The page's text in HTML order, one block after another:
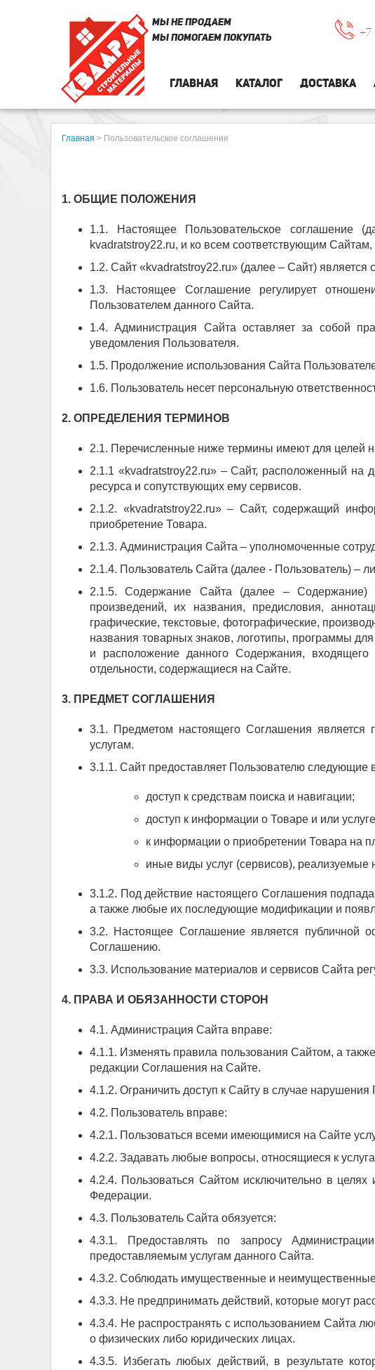
МЫ НЕ ПРОДАЕМ
МЫ ПОМОГАЕМ ПОКУПАТЬ
+7
ГЛАВНАЯ КАТАЛОГ ДОСТАВКА
Главная > Пользовательское соглашение
1. ОБЩИЕ ПОЛОЖЕНИЯ
1.1. Настоящее Пользовательское соглашение
kvadratstroy22.ru, и ко всем соответствующим
1.2. Сайт «kvadratstroy22.ru» (далее – Сайт) является
1.3. Настоящее Соглашение регулирует
Пользователем данного Сайта.
1.4. Администрация Сайта оставляет за собой
уведомления Пользователя.
1.5. Продолжение использования Сайта
1.6. Пользователь несет персональную
2. ОПРЕДЕЛЕНИЯ ТЕРМИНОВ
2.1. Перечисленные ниже термины имеют для целей
2.1.1 «kvadratstroy22.ru» – Сайт, расположенный на
ресурса и сопутствующих ему сервисов.
2.1.2. «kvadratstroy22.ru» – Сайт, содержащий
приобретение Товара.
2.1.3. Администрация Сайта – уполномоченные
2.1.4. Пользователь Сайта (далее - Пользователь) –
2.1.5. Содержание Сайта (далее – Содержание) -
произведений, их названия, предисловия,
графические, текстовые, фотографические,
названия товарных знаков, логотипы, программы
и расположение данного Содержания,
отдельности, содержащиеся на Сайте.
3. ПРЕДМЕТ СОГЛАШЕНИЯ
3.1. Предметом настоящего Соглашения
услугам.
3.1.1. Сайт предоставляет Пользователю следующие
доступ к средствам поиска и навигации;
доступ к информации о Товаре и или услуге
к информации о приобретении Товара на
иные виды услуг (сервисов), реализуемые
3.1.2. Под действие настоящего Соглашения
а также любые их последующие модификации и
3.2. Настоящее Соглашение является публичной
Соглашению.
3.3. Использование материалов и сервисов Сайта
4. ПРАВА И ОБЯЗАННОСТИ СТОРОН
4.1. Администрация Сайта вправе:
4.1.1. Изменять правила пользования Сайтом, а
редакции Соглашения на Сайте.
4.1.2. Ограничить доступ к Сайту в случае
4.2. Пользователь вправе:
4.2.1. Пользоваться всеми имеющимися на Сайте
4.2.2. Задавать любые вопросы, относящиеся к
4.2.4. Пользоваться Сайтом исключительно в
Федерации.
4.3. Пользователь Сайта обязуется:
4.3.1. Предоставлять по запросу
предоставляемым услугам данного Сайта.
4.3.2. Соблюдать имущественные и
4.3.3. Не предпринимать действий, которые могут
4.3.4. Не распространять с использованием Сайта
о физических либо юридических лицах.
4.3.5. Избегать любых действий, в результате